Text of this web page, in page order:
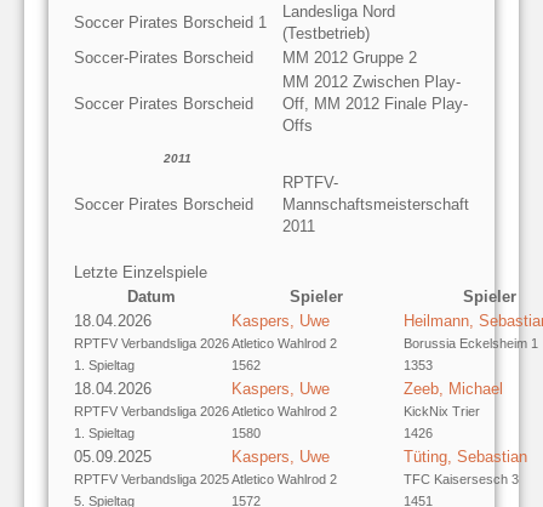
Soccer Pirates Borscheid 1
Landesliga Nord
(Testbetrieb)
Soccer-Pirates Borscheid
MM 2012 Gruppe 2
Soccer Pirates Borscheid
MM 2012 Zwischen Play-
Off, MM 2012 Finale Play-
Offs
2011
Soccer Pirates Borscheid
RPTFV-
Mannschaftsmeisterschaft
2011
Letzte Einzelspiele
Datum
Spieler
Spieler
18.04.2026
RPTFV Verbandsliga 2026
1. Spieltag
Kaspers, Uwe
Atletico Wahlrod 2
1562
Heilmann,
Borussia Eckelsheim 1
1353
18.04.2026
RPTFV Verbandsliga 2026
1. Spieltag
Kaspers, Uwe
Atletico Wahlrod 2
1580
Zeeb, Michael
KickNix Trier
1426
05.09.2025
RPTFV Verbandsliga 2025
5. Spieltag
Kaspers, Uwe
Atletico Wahlrod 2
1572
Tüting, Sebastian
TFC Kaisersesch 3
1451